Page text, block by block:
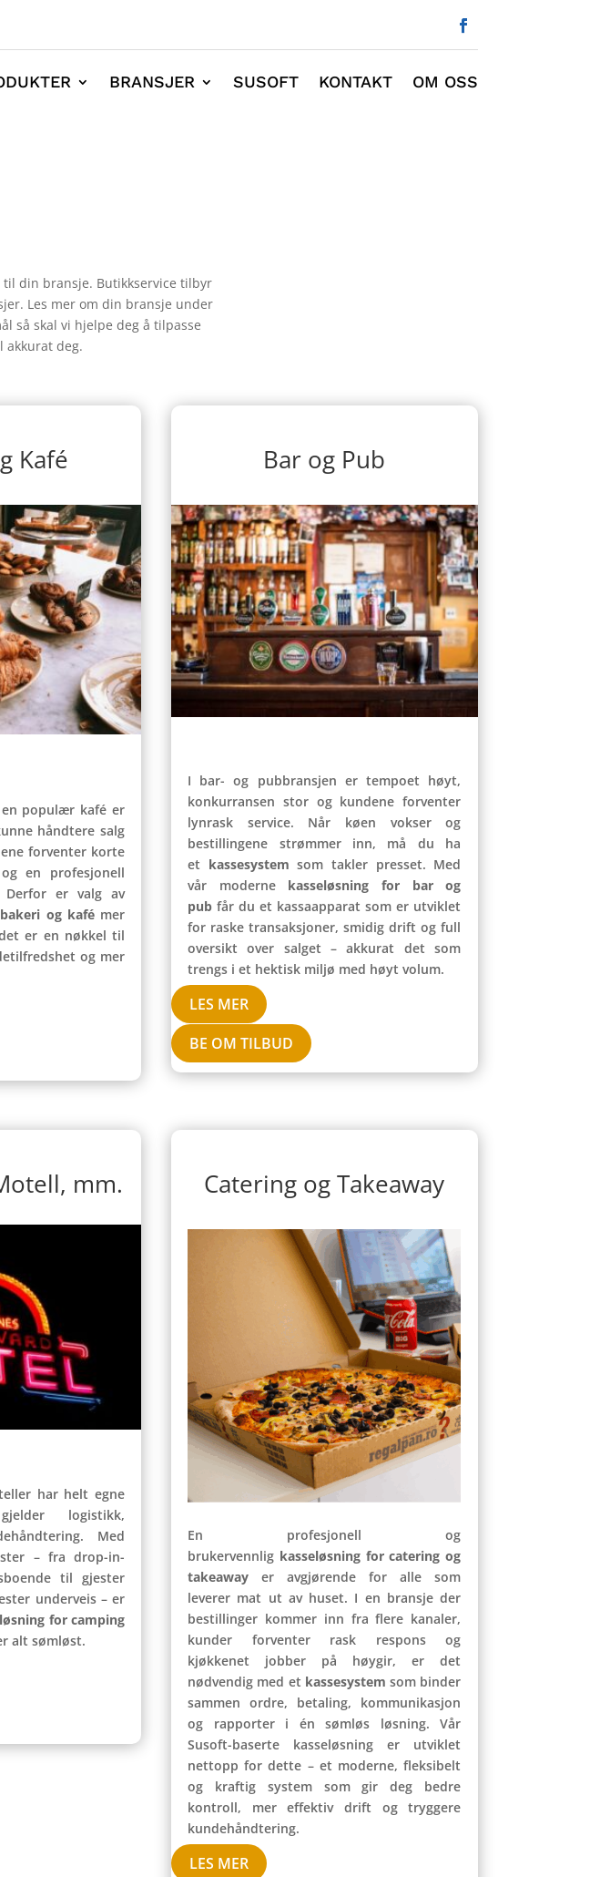
BRANSJER SUSOFT KONTAKT OM OSS
din bransje. Butikkservice tilbyr
Les mer om din bransje under
så skal vi hjelpe deg å tilpasse
akkurat deg.
Kafé
populær kafé er
håndtere salg
forventer korte
en profesjonell
Derfor er valg av
og kafémer
er en nøkkel til
og mer
Bar og Pub
I bar- og pubbransjen er tempoet høyt,
konkurransen stor og kundene forventer
lynrask service. Når køen vokser og
bestillingene strømmer inn, må du ha
et kassesystem som takler presset. Med
vår moderne kasseløsning for bar og
pub får du et kassaapparat som er utviklet
for raske transaksjoner, smidig drift og full
oversikt over salget – akkurat det som
trengs i et hektisk miljø med høyt volum.
LES MER
BE OM TILBUD
mm.
har helt egne
logistikk,
Med
– fra drop-in-
til gjester
underveis – er
for camping
alt sømløst.
Catering og Takeaway
En profesjonell og
brukervennlig kasseløsning for catering og
takeaway er avgjørende for alle som
leverer mat ut av huset. I en bransje der
bestillinger kommer inn fra flere kanaler,
kunder forventer rask respons og
kjøkkenet jobber på høygir, er det
nødvendig med et kassesystem som binder
sammen ordre, betaling, kommunikasjon
og rapporter i én sømløs løsning. Vår
Susoft-baserte kasseløsning er utviklet
nettopp for dette – et moderne, fleksibelt
og kraftig system som gir deg bedre
kontroll, mer effektiv drift og tryggere
kundehåndtering.
LES MER